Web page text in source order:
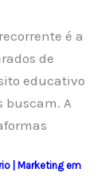
é a
de
educativo
buscam. A
Marketing em